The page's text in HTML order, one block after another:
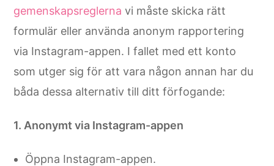
gemenskapsreglerna vi måste skicka rätt
formulär eller använda anonym rapportering
via Instagram-appen. I fallet med ett konto
som utger sig för att vara någon annan har du
båda dessa alternativ till ditt förfogande:
1. Anonymt via Instagram-appen
Öppna Instagram-appen.